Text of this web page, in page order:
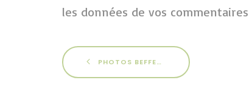
les données de vos
PHOTOS BEFFES 2013